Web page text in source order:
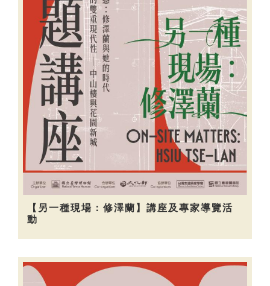
【另一種現場：修澤蘭】講座及專家導覽活
動